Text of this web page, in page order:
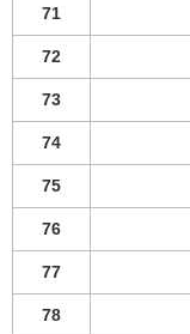
71
72
73
74
75
76
77
78